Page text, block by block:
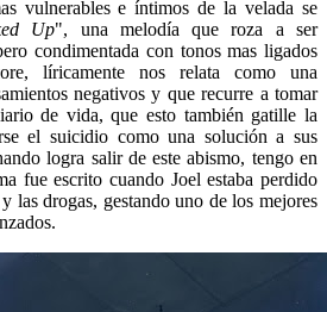
vulnerables e íntimos de la velada se
Up", una melodía que roza a ser
condimentada con tonos mas ligados
líricamente nos relata como una
negativos y que recurre a tomar
de vida, que esto también gatille la
el suicidio como una solución a sus
logra salir de este abismo, tengo en
fue escrito cuando Joel estaba perdido
las drogas, gestando uno de los mejores